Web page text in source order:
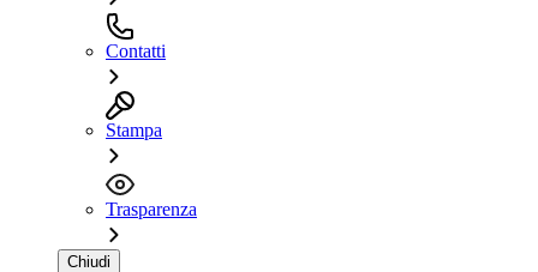
Contatti
Stampa
Trasparenza
Chiudi